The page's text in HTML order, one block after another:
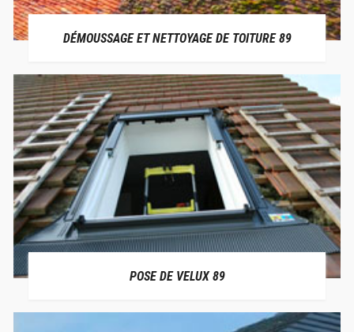
DÉMOUSSAGE ET NETTOYAGE DE TOITURE 89
POSE DE VELUX 89